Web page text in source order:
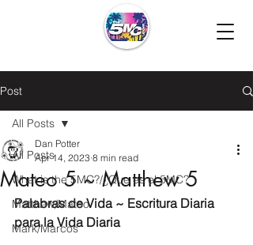
Post
All Posts
What is the 5MC?/¿Que es el 5MC?
Matthew/Mateo
Mark/Marcos
All Posts
Mateo 5 ~ Matthew 5
Dan Potter
Apr 14, 2023 8 min read
Palabras de Vida ~ Escritura Diaria
para la Vida Diaria